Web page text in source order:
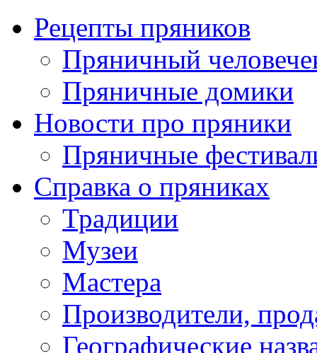
Рецепты пряников
Пряничный
Пряничные домики
Новости про пряники
Пряничные
Справка о пряниках
Традиции
Музеи
Мастера
Производители,
Географические